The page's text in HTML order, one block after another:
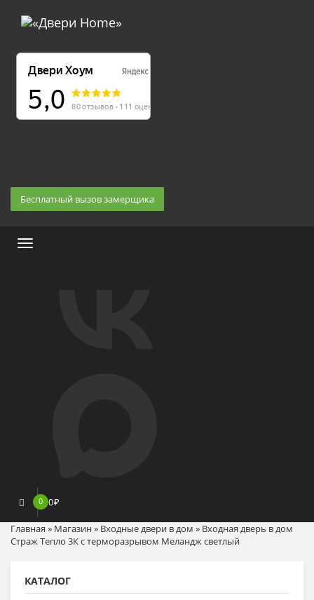
Бесплатный вызов замерщика
Меню
0 0₽
Главная » Магазин» Входные двери в дом » Входная дверь в дом
Страж Тепло 3К с терморазрывом Меландж светлый
КАТАЛОГ